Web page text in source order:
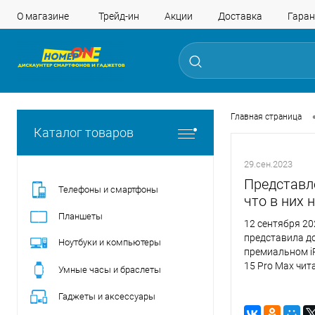
О магазине Трейд-ин Акции Доставка
Каталог товаров
Телефоны и смартфоны
Планшеты
Ноутбуки и компьютеры
Умные часы и браслеты
Гаджеты и аксессуары
Главная страница
29.сен.2023
что в них
12 сентября
представила
премиальном
15 Pro Max